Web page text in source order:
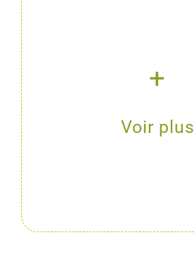
+
Voir plus